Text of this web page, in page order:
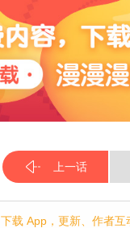
上一话
下载 App，更新、作者